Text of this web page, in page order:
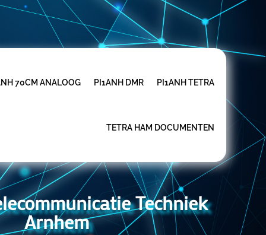
70CM ANALOOG PI1ANH DMR PI1ANH TETRA
TETRA HAM DOCUMENTEN
Techniek
Arnhem